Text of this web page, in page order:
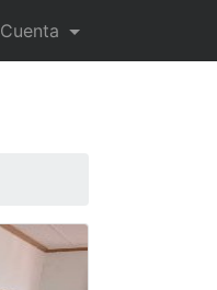
Cuenta